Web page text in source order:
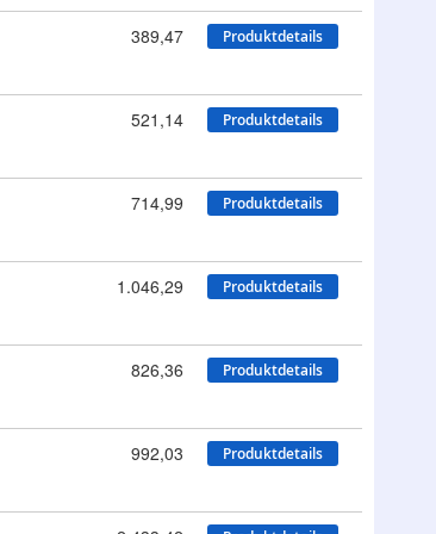
389,47 Produktdetails
521,14 Produktdetails
714,99 Produktdetails
1.046,29 Produktdetails
826,36 Produktdetails
992,03 Produktdetails